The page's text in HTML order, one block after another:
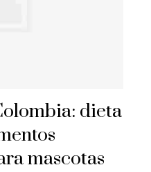
dieta
mascotas